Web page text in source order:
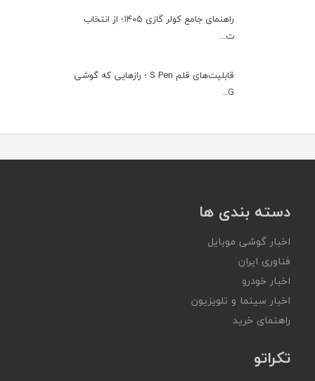
راهنمای جامع کولر گازی ۱۴۰۵؛ از انتخاب
ت...
قابلیت‌های قلم S Pen ؛ رازهایی که گوشی
G...
دسته بندی ها
اخبار گوشی موبایل
فناوری ایران
اخبار خودرو
اخبار سینما و تلویزیون
راهنمای خرید
تکراتو